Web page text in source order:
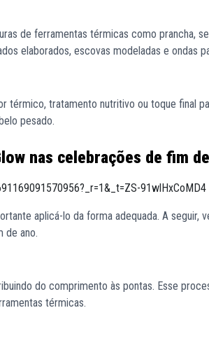
de ferramentas térmicas como prancha,
elaborados, escovas modeladas e ondas
térmico, tratamento nutritivo ou toque final
pesado.
nas celebrações de fim
91wlHxCoMD4
aplicá-lo da forma adequada. A seguir,
de ano.
do comprimento às pontas. Esse
térmicas.